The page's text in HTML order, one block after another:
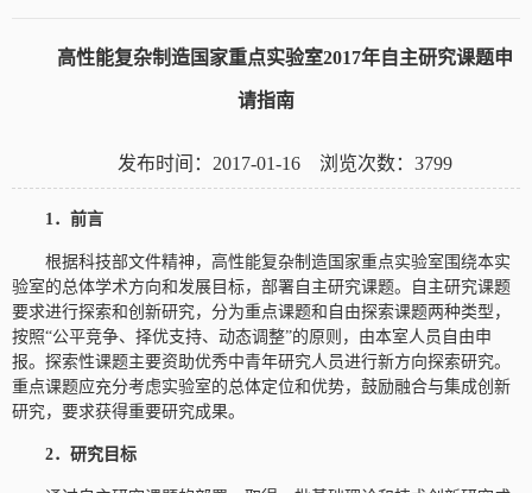
高性能复杂制造国家重点实验室2017年自主研究课题申
请指南
发布时间：2017-01-16 浏览次数： 3799
1．前言
根据科技部文件精神，高性能复杂制造国家重点实验室围绕本实
验室的总体学术方向和发展目标，部署自主研究课题。自主研究课题
要求进行探索和创新研究，分为重点课题和自由探索课题两种类型，
按照“公平竞争、择优支持、动态调整”的原则，由本室人员自由申
报。探索性课题主要资助优秀中青年研究人员进行新方向探索研究。
重点课题应充分考虑实验室的总体定位和优势，鼓励融合与集成创新
研究，要求获得重要研究成果。
2．研究目标